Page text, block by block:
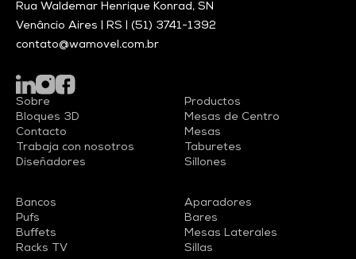
Rua Waldemar Henrique Konrad, SN
Venâncio Aires | RS | (51) 3741-1392
contato@wamovel.com.br
Sobre
Bloques 3D
Contacto
Trabaja con nosotros
Diseñadores
Productos
Mesas de Centro
Mesas
Taburetes
Sillones
Bancos
Pufs
Buffets
Racks TV
Aparadores
Bares
Mesas Laterales
Sillas